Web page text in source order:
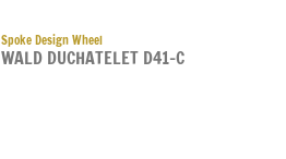
Spoke Design Wheel
WALD DUCHATELET D41-C